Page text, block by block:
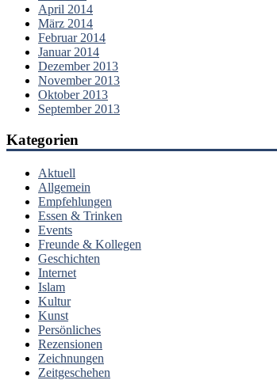
April 2014
März 2014
Februar 2014
Januar 2014
Dezember 2013
November 2013
Oktober 2013
September 2013
Kategorien
Aktuell
Allgemein
Empfehlungen
Essen & Trinken
Events
Freunde & Kollegen
Geschichten
Internet
Islam
Kultur
Kunst
Persönliches
Rezensionen
Zeichnungen
Zeitgeschehen